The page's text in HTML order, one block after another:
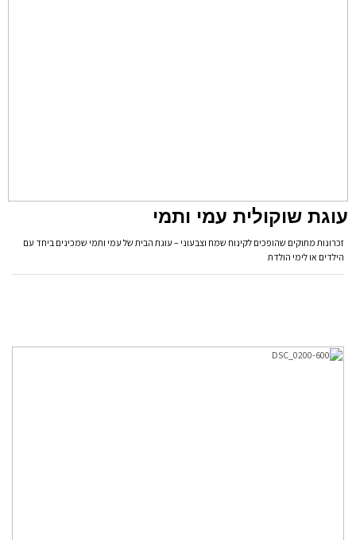
עוגת שוקולית עמי ותמי
זכרונות מתוקים שהופכים לקינוח שמח וצבעוני – עוגת הבית של עמי ותמי שמכינים ביחד עם
הילדים או לימי הולדת